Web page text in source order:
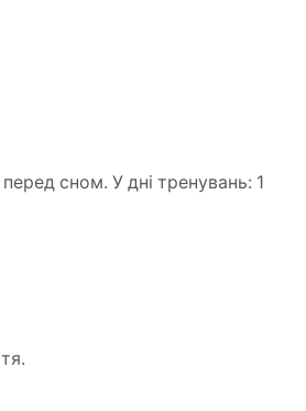
сном. У дні тренувань: 1